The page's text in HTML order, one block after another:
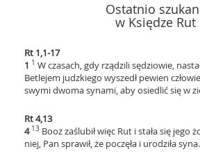
Ostatnio
w Księdze Rut
Rt 1,1-17
1 1 W czasach, gdy rządzili sędziowie,
Betlejem judzkiego wyszedł pewien
swymi dwoma synami, aby osiedlić się w
Rt 4,13
4 13 Booz zaślubił więc Rut i stała się jego
niej, Pan sprawił, że poczęła i urodziła syna.